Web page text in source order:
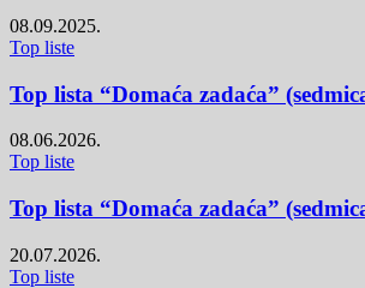
08.09.2025.
Top liste
Top lista “Domaća zadaća”
08.06.2026.
Top liste
Top lista “Domaća zadaća”
20.07.2026.
Top liste